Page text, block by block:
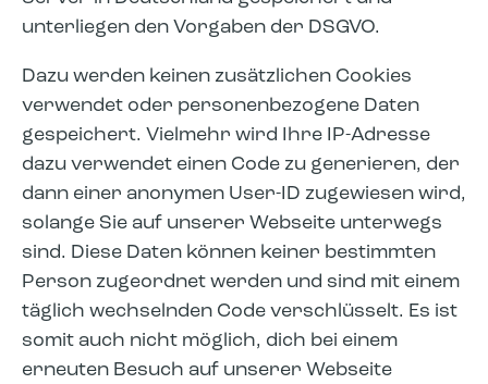
unterliegen den Vorgaben der DSGVO.
Dazu werden keinen zusätzlichen Cookies
verwendet oder personenbezogene Daten
gespeichert. Vielmehr wird Ihre IP-Adresse
dazu verwendet einen Code zu generieren, der
dann einer anonymen User-ID zugewiesen wird,
solange Sie auf unserer Webseite unterwegs
sind. Diese Daten können keiner bestimmten
Person zugeordnet werden und sind mit einem
täglich wechselnden Code verschlüsselt. Es ist
somit auch nicht möglich, dich bei einem
erneuten Besuch auf unserer Webseite